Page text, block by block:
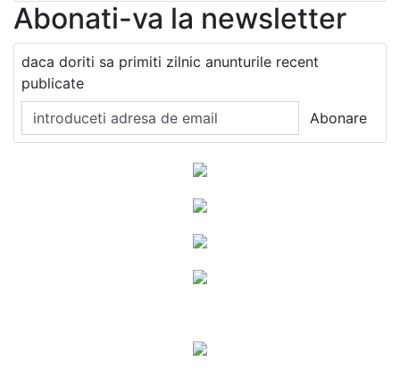
Abonati-va la newsletter
daca doriti sa primiti zilnic anunturile recent
publicate